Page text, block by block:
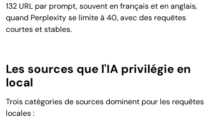
132 URL par prompt, souvent en français et en anglais,
quand Perplexity se limite à 40, avec des requêtes
courtes et stables.
Les sources que l'IA privilégie en
local
Trois catégories de sources dominent pour les requêtes
locales :